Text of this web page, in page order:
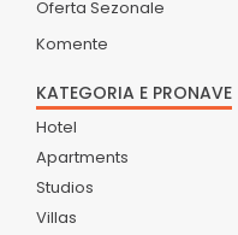
Oferta Sezonale
Komente
KATEGORIA E PRONAVE
Hotel
Apartments
Studios
Villas